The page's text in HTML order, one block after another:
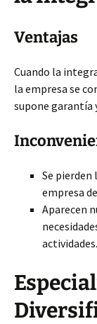
Ventajas
Cuando la
la empresa se
supone garantía
Se pierden
empresa
Aparecen
actividades.